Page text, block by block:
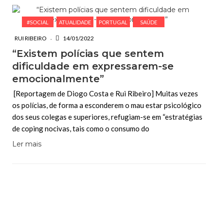
#SOCIAL ATUALIDADE PORTUGAL SAÚDE
RUI RIBEIRO 14/01/2022
“Existem polícias que sentem
dificuldade em expressarem-se
emocionalmente”
[Reportagem de Diogo Costa e Rui Ribeiro] Muitas vezes
os polícias, de forma a esconderem o mau estar psicológico
dos seus colegas e superiores, refugiam-se em “estratégias
de coping nocivas, tais como o consumo do
Ler mais